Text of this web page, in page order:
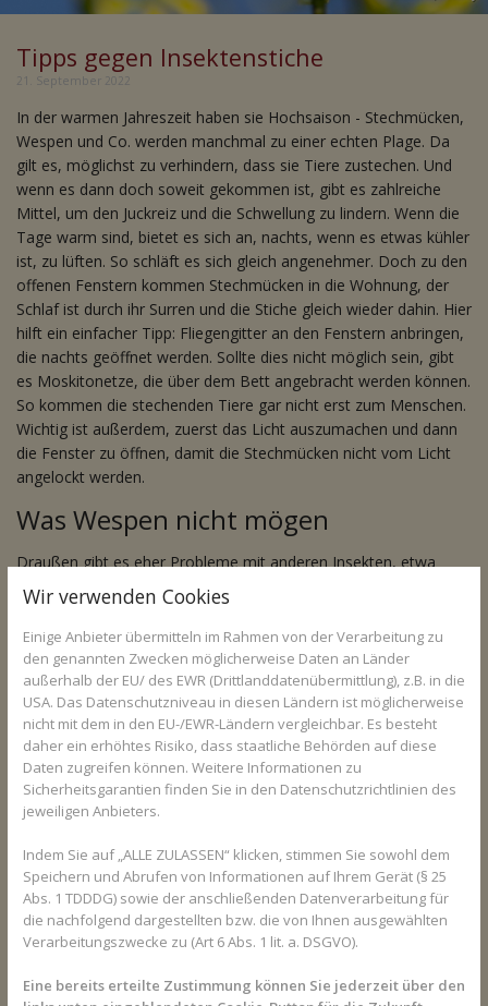
Tipps gegen Insektenstiche
21. September 2022
In der warmen Jahreszeit haben sie Hochsaison - Stechmücken,
Wespen und Co. werden manchmal zu einer echten Plage. Da
gilt es, möglichst zu verhindern, dass sie Tiere zustechen. Und
wenn es dann doch soweit gekommen ist, gibt es zahlreiche
Mittel, um den Juckreiz und die Schwellung zu lindern. Wenn die
Tage warm sind, bietet es sich an, nachts, wenn es etwas kühler
ist, zu lüften. So schläft es sich gleich angenehmer. Doch zu den
offenen Fenstern kommen Stechmücken in die Wohnung, der
Schlaf ist durch ihr Surren und die Stiche gleich wieder dahin. Hier
hilft ein einfacher Tipp: Fliegengitter an den Fenstern anbringen,
die nachts geöffnet werden. Sollte dies nicht möglich sein, gibt
es Moskitonetze, die über dem Bett angebracht werden können.
So kommen die stechenden Tiere gar nicht erst zum Menschen.
Wichtig ist außerdem, zuerst das Licht auszumachen und dann
die Fenster zu öffnen, damit die Stechmücken nicht vom Licht
angelockt werden.
Was Wespen nicht mögen
Draußen gibt es eher Probleme mit anderen Insekten, etwa
Bienen oder Wespen. Besonders wer im Freien isst, hat schnell
die eine oder mehrere Wespen zu Gast am Tisch und auf den
Teller. Verschiedenste Mittel können helfen, die gestreiften
Insekten zu vertreiben: Ruhe bewahren, die Wespen mit Wasser
aus einer Sprühflasche besprühen oder ätherische Öle,
Kaffeepulver oder Zitronen auf dem Tisch platzieren - diese
Gerüche mögen sie nicht. Wer barfuß in einer Wiese läuft,
könnte auf Bienen oder Wespen treten - deshalb ist es besser,
die Schuhe anzulassen. Auch Mücken stechen draußen gerne zu,
deshalb ist es ratsam, lange Kleidung zu tragen und sich mit
einem Anti-Mücken-Spray einzusprühen.
Hausmittel und Cremes aus der
Apotheke
Haben Stechmücken und Wespen dennoch zugestochen, kann
kommt es meist zu einer kleinen bis mittelgroßen Schwellung.
Wir verwenden Cookies
Einige Anbieter übermitteln im Rahmen von der Verarbeitung zu
den genannten Zwecken möglicherweise Daten an Länder
außerhalb der EU/ des EWR (Drittlanddatenübermittlung), z.B. in die
USA. Das Datenschutzniveau in diesen Ländern ist möglicherweise
nicht mit dem in den EU-/EWR-Ländern vergleichbar. Es besteht
daher ein erhöhtes Risiko, dass staatliche Behörden auf diese
Daten zugreifen können. Weitere Informationen zu
Sicherheitsgarantien finden Sie in den Datenschutzrichtlinien des
jeweiligen Anbieters.
Indem Sie auf „ALLE ZULASSEN“ klicken, stimmen Sie sowohl dem
Speichern und Abrufen von Informationen auf Ihrem Gerät (§ 25
Abs. 1 TDDDG) sowie der anschließenden Datenverarbeitung für
die nachfolgend dargestellten bzw. die von Ihnen ausgewählten
Verarbeitungszwecke zu (Art 6 Abs. 1 lit. a. DSGVO).
Eine bereits erteilte Zustimmung können Sie jederzeit über den